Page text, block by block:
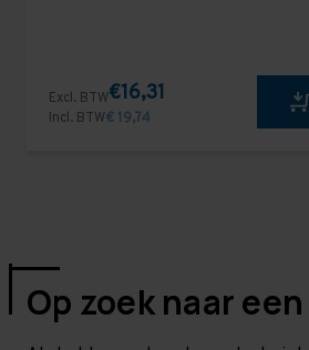
Excl. BTW€16,31
Incl. BTW€ 19,74
Op zoek naar